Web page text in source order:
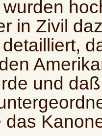
in Zivil
und
das